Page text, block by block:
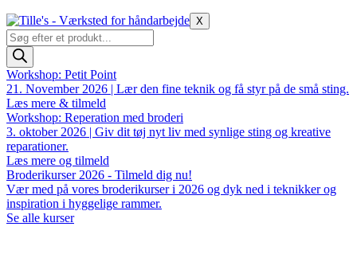
X
Products
search
Workshop: Petit Point
21. November 2026 | Lær den fine teknik og få styr på de små sting.
Læs mere & tilmeld
Workshop: Reperation med broderi
3. oktober 2026 | Giv dit tøj nyt liv med synlige sting og kreative
reparationer.
Læs mere og tilmeld
Broderikurser 2026 - Tilmeld dig nu!
Vær med på vores broderikurser i 2026 og dyk ned i teknikker og
inspiration i hyggelige rammer.
Se alle kurser